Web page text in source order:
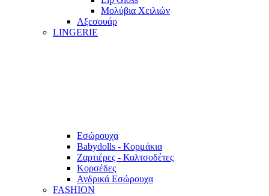
Μολύβια Χειλιών
Αξεσουάρ
LINGERIE
Εσώρουχα
Babydolls - Κορμάκια
Ζαρτιέρες - Καλτσοδέτες
Κορσέδες
Ανδρικά Εσώρουχα
FASHION